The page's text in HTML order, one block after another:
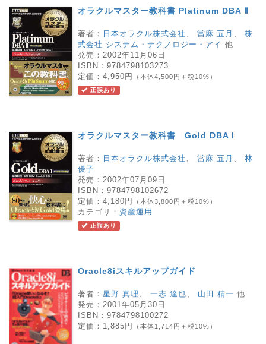
オラクルマスター教科書 Platinum DBA Ⅱ
著者： 日本オラクル株式会社 當麻 五月
株
式会社 システム・テクノロジー・アイ 他
発売： 2002年11月06日
ISBN： 9784798103273
定価： 4,950円 （本体4,500円＋税10%）
正誤あり
オラクルマスター教科書 Gold DBA I
著者： 日本オラクル株式会社 當麻 五月
林
優子
発売： 2002年07月09日
ISBN： 9784798102672
定価： 4,180円 （本体3,800円＋税10%）
カテゴリ： 資産運用
正誤あり
Oracle8iスキルアップガイド
著者： 星野 真理 一志 達也 山田 精一 他
発売： 2001年05月30日
ISBN： 9784798100272
定価： 1,885円 （本体1,714円＋税10%）